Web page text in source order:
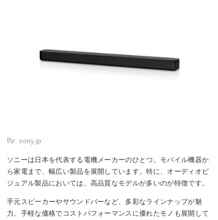
By:sony.jp
ソニーは日本を代表する電機メーカーのひとつ。モバイル機器か
ら家電まで、幅広い製品を展開しています。特に、オーディオビ
ジュアル製品においては、高品質なモデルが多いのが特徴です。
手元スピーカーやサウンドバーなど、多彩なラインナップが魅
力。手軽な価格でコストパフォーマンスに優れたモノも展開して